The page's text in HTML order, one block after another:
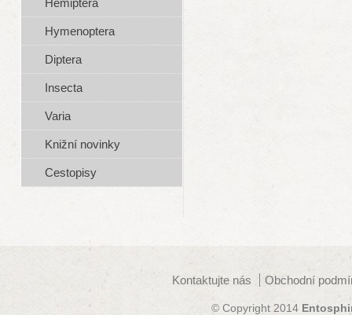
Hemiptera
Hymenoptera
Diptera
Insecta
Varia
Knižní novinky
Cestopisy
Kontaktujte nás Obchodní
© Copyright 2014